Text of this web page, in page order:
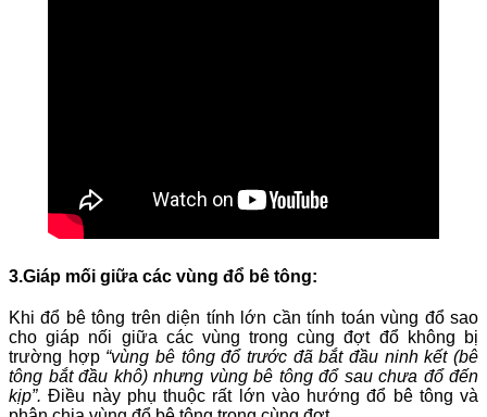
3.Giáp mối giữa các vùng đổ bê tông:
Khi đổ bê tông trên diện tính lớn cần tính toán vùng đổ sao
cho giáp nối giữa các vùng trong cùng đợt đổ không bị
trường hợp “vùng bê tông đổ trước đã bắt đầu ninh kết (bê
tông bắt đầu khô) nhưng vùng bê tông đổ sau chưa đổ đến
kịp”. Điều này phụ thuộc rất lớn vào hướng đổ bê tông và